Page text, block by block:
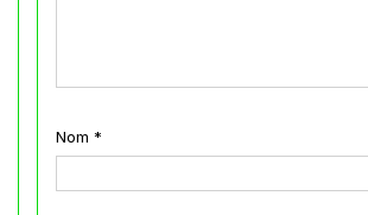
Nom *